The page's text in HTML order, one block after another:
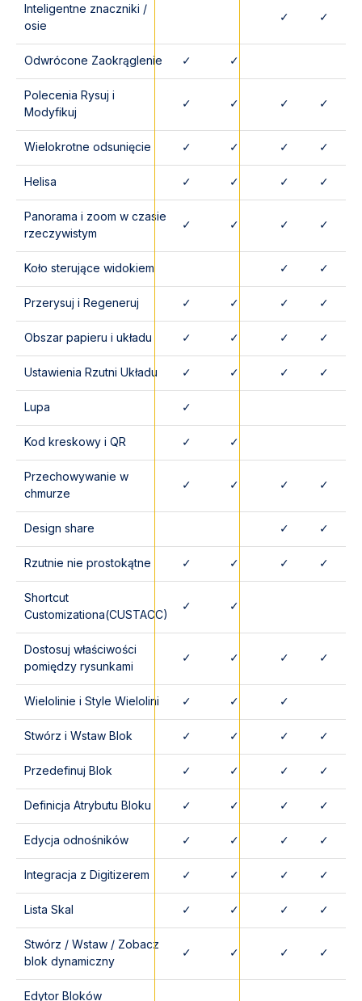
Inteligentne znaczniki /
osie
✓ ✓
Odwrócone Zaokrąglenie ✓ ✓
Polecenia Rysuj i
Modyfikuj
✓ ✓ ✓ ✓
Wielokrotne odsunięcie ✓ ✓ ✓ ✓
Helisa ✓ ✓ ✓ ✓
Panorama i zoom w czasie
rzeczywistym
✓ ✓ ✓ ✓
Koło sterujące widokiem ✓ ✓
Przerysuj i Regeneruj ✓ ✓ ✓ ✓
Obszar papieru i układu ✓ ✓ ✓ ✓
Ustawienia Rzutni Układu ✓ ✓ ✓ ✓
Lupa ✓
Kod kreskowy i QR ✓ ✓
Przechowywanie w
chmurze
✓ ✓ ✓ ✓
Design share ✓ ✓
Rzutnie nie prostokątne ✓ ✓ ✓ ✓
Shortcut
Customizationa(CUSTACC)
✓ ✓
Dostosuj właściwości
pomiędzy rysunkami
✓ ✓ ✓ ✓
Wielolinie i Style Wielolini ✓ ✓ ✓
Stwórz i Wstaw Blok ✓ ✓ ✓ ✓
Przedefinuj Blok ✓ ✓ ✓ ✓
Definicja Atrybutu Bloku ✓ ✓ ✓ ✓
Edycja odnośników ✓ ✓ ✓ ✓
Integracja z Digitizerem ✓ ✓ ✓ ✓
Lista Skal ✓ ✓ ✓ ✓
Stwórz / Wstaw / Zobacz
blok dynamiczny
✓ ✓ ✓ ✓
Edytor Bloków